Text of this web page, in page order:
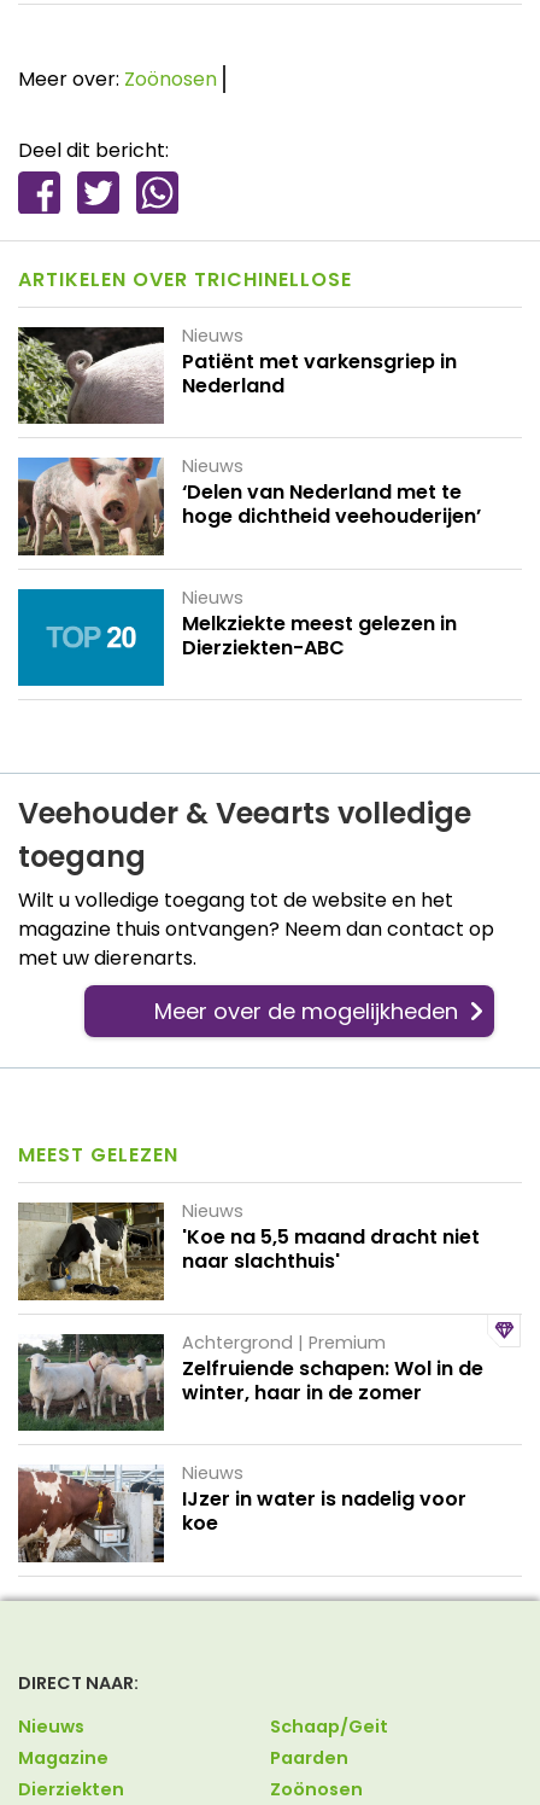
Meer over: Zoönosen
Deel dit bericht:
ARTIKELEN OVER TRICHINELLOSE
Nieuws
Patiënt met varkensgriep in
Nederland
Nieuws
‘Delen van Nederland met te
hoge dichtheid veehouderijen’
Nieuws
Melkziekte meest gelezen in
Dierziekten-ABC
Veehouder & Veearts volledige
toegang
Wilt u volledige toegang tot de website en het
magazine thuis ontvangen? Neem dan contact op
met uw dierenarts.
Meer over de mogelijkheden
MEEST GELEZEN
Nieuws
'Koe na 5,5 maand dracht niet
naar slachthuis'
Achtergrond | Premium
Zelfruiende schapen: Wol in de
winter, haar in de zomer
Nieuws
IJzer in water is nadelig voor
koe
DIRECT NAAR:
Nieuws
Magazine
Dierziekten
Schaap/Geit
Paarden
Zoönosen